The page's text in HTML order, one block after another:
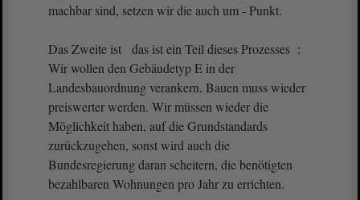
machbar sind, setzen wir die auch um - Punkt.
Das Zweite ist das ist ein Teil dieses Prozesses :
Wir wollen den Gebäudetyp E in der
Landesbauordnung verankern. Bauen muss wieder
preiswerter werden. Wir müssen wieder die
Möglichkeit haben, auf die Grundstandards
zurückzugehen, sonst wird auch die
Bundesregierung daran scheitern, die benötigten
bezahlbaren Wohnungen pro Jahr zu errichten.